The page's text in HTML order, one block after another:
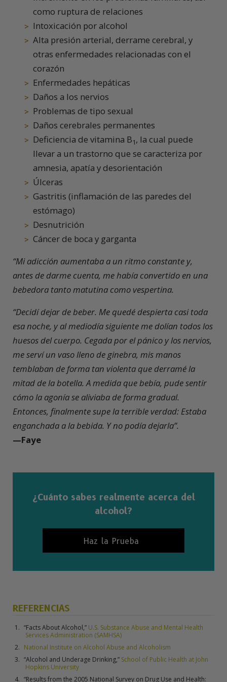
como ruptura de relaciones
Intoxicación por alcohol
Alta presión arterial, derrame cerebral, y
otras enfermedades relacionadas con el
corazón
Enfermedades hepáticas
Daños a los nervios
Problemas de tipo sexual
Daños cerebrales permanentes
Deficiencia de vitamina B1, la cual puede
llevar a un trastorno que se caracteriza por
amnesia, apatía y desorientación
Úlceras
Gastritis (inflamación de las paredes del
estómago)
Desnutrición
Cáncer de boca y garganta
“Mi adicción aumentaba a un ritmo constante y,
antes de darme cuenta, me había convertido en una
bebedora tanto matutina como vespertina.
“Decidí dejar de beber. Me quedé despierta casi toda
esa noche, y al mediodía siguiente me dolían todos los
huesos del cuerpo. Cegada por el pánico y los nervios,
me serví un vaso lleno de ginebra, mis manos
temblaban de forma tan violenta que derramé la
mitad de la botella. A medida que bebía, pude sentir
cómo la agonía se aliviaba de forma gradual.
Entonces, finalmente supe la terrible verdad: Estaba
enganchada a la bebida. Y no podía dejarla”.
—Faye
¿Cuánto sabes realmente acerca del
alcohol?
Haz la Prueba
REFERENCIAS
“Facts About Alcohol,” U.S. Substance Abuse and Mental Health
Services Administration (SAMHSA)
National Institute on Alcohol Abuse and Alcoholism
“Alcohol and Underage Drinking,” School of Public Health at John
Hopkins University
“Results from the 2005 National Survey on Drug Use and Health: